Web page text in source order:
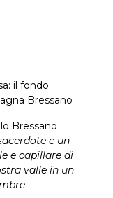
il fondo
Bressano
Bressano
e un
e capillare di
valle in un